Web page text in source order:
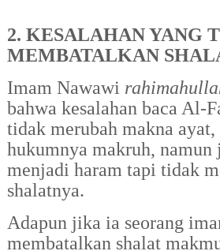
2. KESALAHAN YANG
MEMBATALKAN
Imam Nawawi
bahwa kesalahan baca Al-
tidak merubah makna ayat,
hukumnya makruh, namun
menjadi haram tapi tidak
shalatnya.
Adapun jika ia seorang
membatalkan shalat